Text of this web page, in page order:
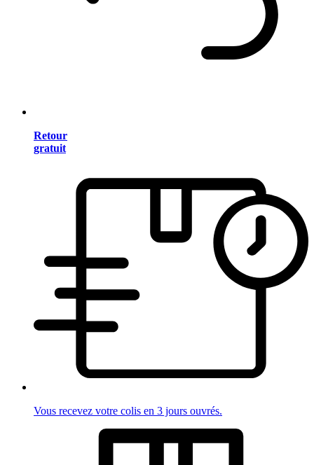
Retour
gratuit
Vous recevez votre colis en 3 jours ouvrés.